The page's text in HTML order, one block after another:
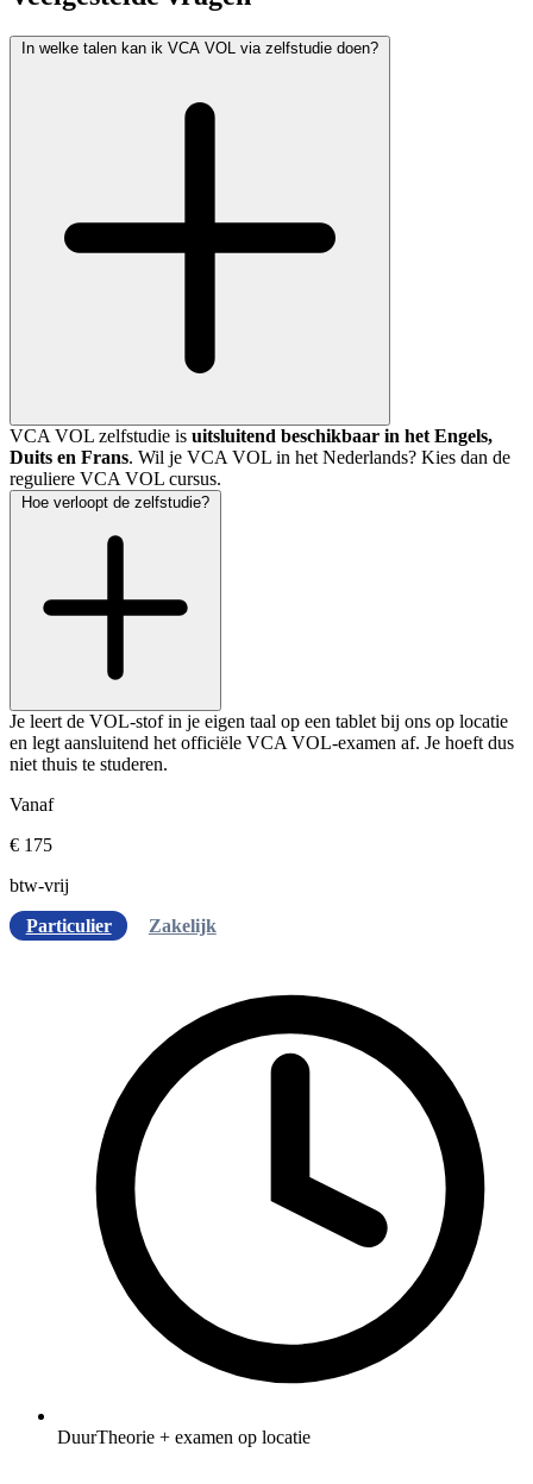
In welke talen kan ik VCA VOL via zelfstudie doen?
VCA VOL zelfstudie is uitsluitend beschikbaar in het Engels,
Duits en Frans. Wil je VCA VOL in het Nederlands? Kies dan de
reguliere VCA VOL cursus.
Hoe verloopt de zelfstudie?
Je leert de VOL-stof in je eigen taal op een tablet bij ons op locatie
en legt aansluitend het officiële VCA VOL-examen af. Je hoeft dus
niet thuis te studeren.
Vanaf
€ 175
btw-vrij
Particulier
Zakelijk
DuurTheorie + examen op locatie